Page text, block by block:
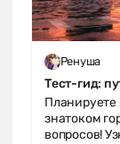
Ренуша
Тест-гид:
Планируете
знатоком
вопросов!